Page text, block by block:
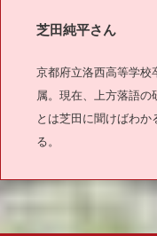
芝田純平さん
京都府立洛西高等学
属。現在、上方落語
とは芝田に聞けばわ
る。